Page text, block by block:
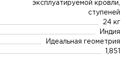
эксплуатируемой кровли,
ступеней
24 кг
Индия
Идеальная геометрия
1,851